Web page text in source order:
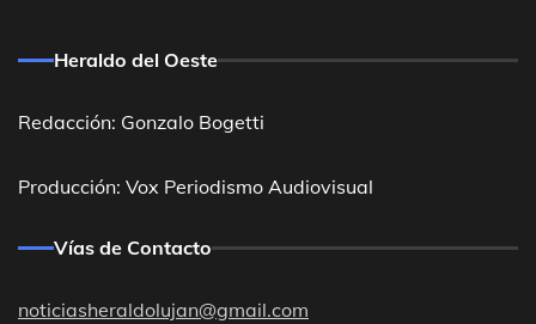
Heraldo del Oeste
Redacción: Gonzalo Bogetti
Producción: Vox Periodismo Audiovisual
Vías de Contacto
noticiasheraldolujan@gmail.com